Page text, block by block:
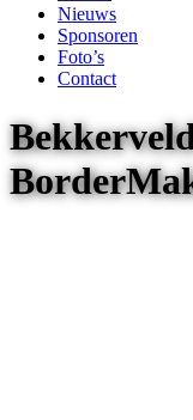
Nieuws
Sponsoren
Foto’s
Contact